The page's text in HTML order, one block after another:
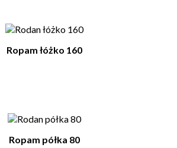
Ropam łóżko 160
Ropam półka 80